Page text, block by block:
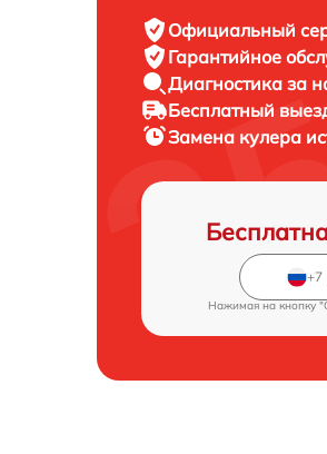
Официальный
Гарантийное
Диагностика за
Бесплатный
Замена кулера
Нажимая на кнопку